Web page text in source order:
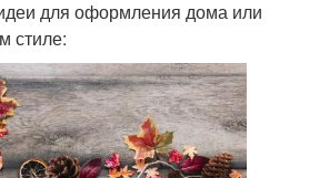
для оформления дома или
стиле: